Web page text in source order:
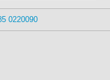
0220090